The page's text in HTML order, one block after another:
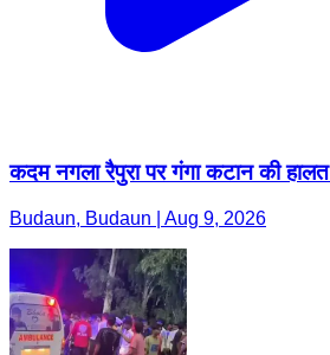
कदम नगला रैपुरा पर गंगा कटान की हालत
Budaun, Budaun | Aug 9, 2026